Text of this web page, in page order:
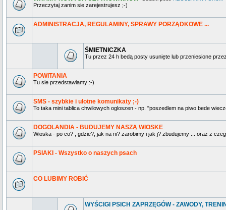
Przeczytaj zanim sie zarejestrujesz ;-)
ADMINISTRACJA, REGULAMINY, SPRAWY PORZĄDKOWE ...
ŚMIETNICZKA
Tu przez 24 h bedą posty usunięte lub przeniesione
POWITANIA
Tu sie przedstawiamy :-)
SMS - szybkie i ulotne komunikaty ;-)
To taka mini tablica chwilowych ogloszen - np. "poszedlem na piwo bede
DOGOLANDIA - BUDUJEMY NASZĄ WIOSKE
Wioska - po co? , gdzie?, jak na ni? zarobimy i jak j? zbudujemy ... oraz z
PSIAKI - Wszystko o naszych psach
CO LUBIMY ROBIĆ
WYŚCIGI PSICH ZAPRZĘGÓW - ZAWODY,